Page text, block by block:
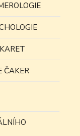
ČAKER